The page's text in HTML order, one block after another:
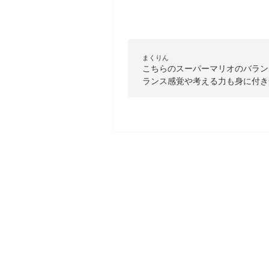
まくりん
こちらのスーパーマリオのバラ
ランス感覚や考える力も身に付